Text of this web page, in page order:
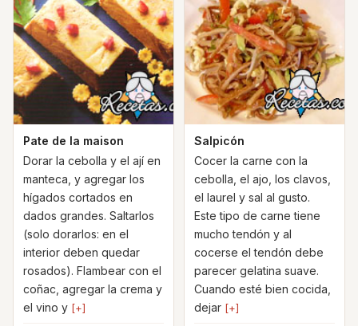
Pate de la maison
Dorar la cebolla y el ají en
manteca, y agregar los
hígados cortados en
dados grandes. Saltarlos
(solo dorarlos: en el
interior deben quedar
rosados). Flambear con el
coñac, agregar la crema y
el vino y [+]
Salpicón
Cocer la carne con la
cebolla, el ajo, los clavos,
el laurel y sal al gusto.
Este tipo de carne tiene
mucho tendón y al
cocerse el tendón debe
parecer gelatina suave.
Cuando esté bien cocida,
dejar [+]